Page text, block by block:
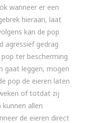
wanneer er een
hieraan, laat
kan de pop
agressief gedrag
ter bescherming
gaat leggen, mogen
pop de eieren laten
of totdat zij
allen
de eieren direct